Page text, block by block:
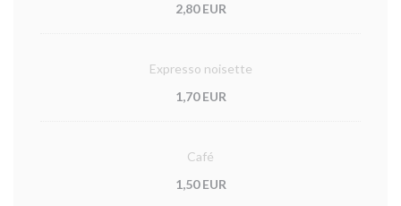
2,80 EUR
Expresso noisette
1,70 EUR
Café
1,50 EUR